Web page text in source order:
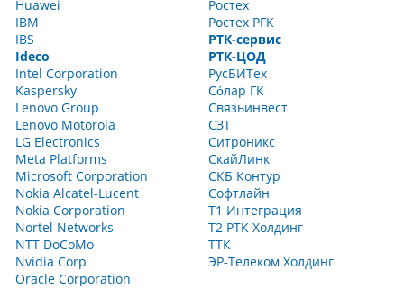
Huawei
IBM
IBS
Ideco
Intel Corporation
Kaspersky
Lenovo Group
Lenovo Motorola
LG Electronics
Meta Platforms
Microsoft Corporation
Nokia Alcatel-Lucent
Nokia Corporation
Nortel Networks
NTT DoCoMo
Nvidia Corp
Oracle Corporation
Ростех
Ростех РГК
РТК-сервис
РТК-ЦОД
РусБИТех
Сόлар ГК
Связьинвест
СЗТ
Ситроникс
СкайЛинк
СКБ Контур
Софтлайн
Т1 Интеграция
Т2 РТК Холдинг
ТТК
ЭР-Телеком Холдинг